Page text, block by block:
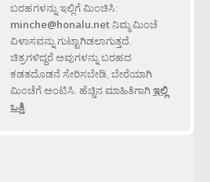
ಬರಹಗಳನ್ನು ಇಲ್ಲಿಗೆ ಮಿಂಚಿಸಿ:
minche@honalu.netನಿಮ್ಮ ಮಿಂಚೆ
ವಿಳಾಸವನ್ನು ಗುಟ್ಟಾಗಿಡಲಾಗುತ್ತದೆ.
ಚಿತ್ರಗಳಿದ್ದರೆ ಅವುಗಳನ್ನು ಬರಹದ
ಕಡತದೊಡನೆ ಸೇರಿಸಬೇಡಿ, ಬೇರೆಯಾಗಿ
ಮಿಂಚೆಗೆ ಅಂಟಿಸಿ. ಹೆಚ್ಚಿನ ಮಾಹಿತಿಗಾಗಿಇಲ್ಲಿ
ಒತ್ತಿ.